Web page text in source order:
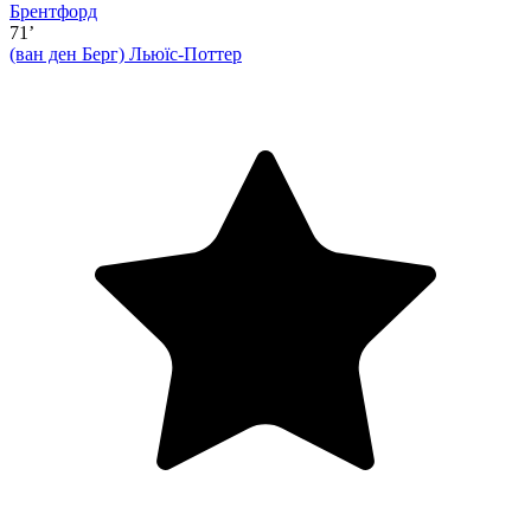
Брентфорд
71’
(ван ден Берг) Льюїс-Поттер